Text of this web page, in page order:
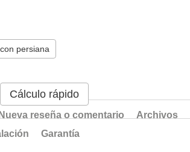
con persiana
Cálculo rápido
Nueva reseña o comentario
Archivos
Garantía